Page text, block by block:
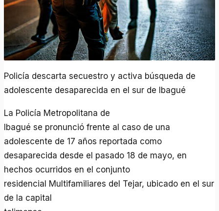
Policía descarta secuestro y activa búsqueda de
adolescente desaparecida en el sur de Ibagué
La Policía Metropolitana de
Ibagué se pronunció frente al caso de una
adolescente de 17 años reportada como
desaparecida desde el pasado 18 de mayo, en
hechos ocurridos en el conjunto
residencial Multifamiliares del Tejar, ubicado en el sur
de la capital